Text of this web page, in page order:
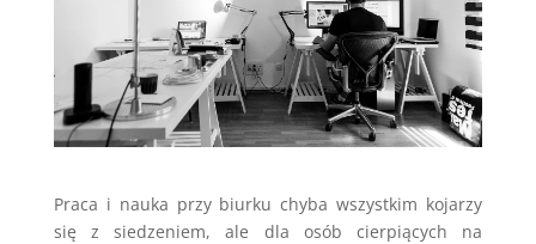
Praca i nauka przy biurku chyba wszystkim kojarzy
się z siedzeniem, ale dla osób cierpiących na